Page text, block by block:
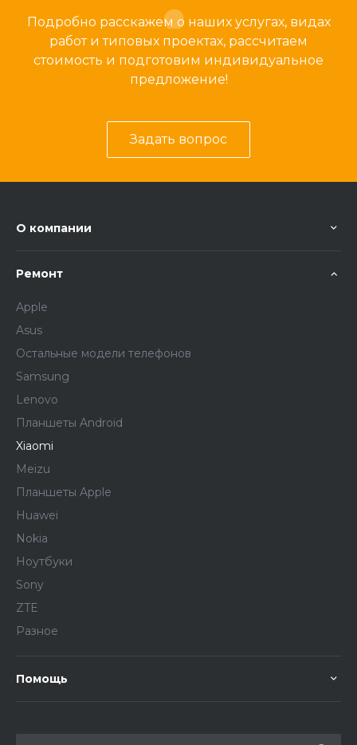
Подробно расскажем о наших услугах, видах
работ и типовых проектах, рассчитаем
стоимость и подготовим индивидуальное
предложение!
Задать вопрос
О компании
Ремонт
Apple
Asus
Остальные модели телефонов
Samsung
Lenovo
Планшеты Android
Xiaomi
Meizu
Планшеты Apple
Huawei
Nokia
Ноутбуки
Sony
ZTE
Разное
Помощь